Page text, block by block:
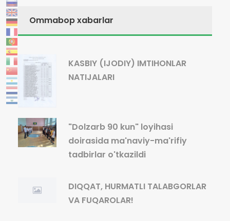
Ommabop xabarlar
KASBIY (IJODIY) IMTIHONLAR
NATIJALARI
"Dolzarb 90 kun" loyihasi
doirasida ma'naviy-ma'rifiy
tadbirlar o'tkazildi
DIQQAT, HURMATLI TALABGORLAR
VA FUQAROLAR!